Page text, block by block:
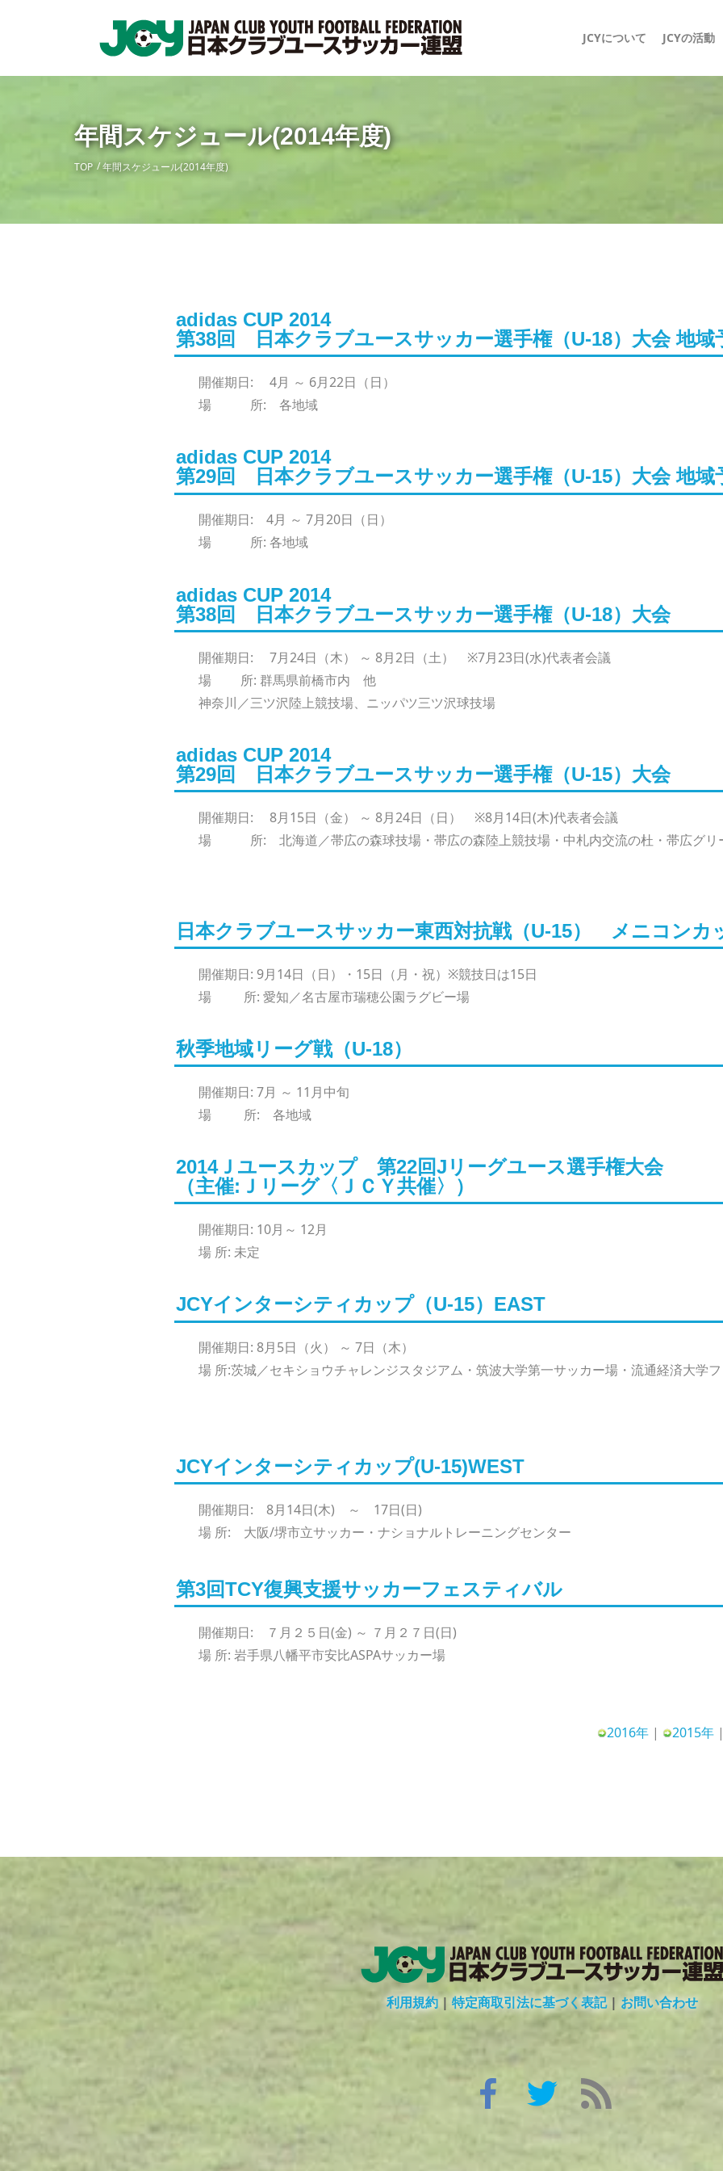
JCYについて JCYの活動
年間スケジュール(2014年度)
TOP 年間スケジュール(2014年度)
adidas CUP 2014
第38回 日本クラブユースサッカー選手権（U-18）大会 地域
開催期日: 4月 ～ 6月22日（日）
場 所: 各地域
adidas CUP 2014
第29回 日本クラブユースサッカー選手権（U-15）大会 地域
開催期日: 4月 ～ 7月20日（日）
場 所: 各地域
adidas CUP 2014
第38回 日本クラブユースサッカー選手権（U-18）大会
開催期日: 7月24日（木） ～ 8月2日（土） ※7月23日(水)代表者会議
場 所: 群馬県前橋市内 他
神奈川／三ツ沢陸上競技場、ニッパツ三ツ沢球技場
adidas CUP 2014
第29回 日本クラブユースサッカー選手権（U-15）大会
開催期日: 8月15日（金） ～ 8月24日（日） ※8月14日(木)代表者会議
場 所: 北海道／帯広の森球技場・帯広の森陸上競技場・中札内交流の杜・帯広グリ
日本クラブユースサッカー東西対抗戦（U-15） メニコンカ
開催期日: 9月14日（日）・15日（月・祝）※競技日は15日
場 所: 愛知／名古屋市瑞穂公園ラグビー場
秋季地域リーグ戦（U-18）
開催期日: 7月 ～ 11月中旬
場 所: 各地域
2014Ｊユースカップ 第22回Jリーグユース選手権大会
（主催:Ｊリーグ〈ＪＣＹ共催〉）
開催期日: 10月～ 12月
場 所: 未定
JCYインターシティカップ（U-15）EAST
開催期日: 8月5日（火） ～ 7日（木）
場 所:茨城／セキショウチャレンジスタジアム・筑波大学第一サッカー場・流通経済大学
JCYインターシティカップ(U-15)WEST
開催期日: 8月14日(木) ～ 17日(日)
場 所: 大阪/堺市立サッカー・ナショナルトレーニングセンター
第3回TCY復興支援サッカーフェスティバル
開催期日: ７月２５日(金) ～ ７月２７日(日)
場 所: 岩手県八幡平市安比ASPAサッカー場
2016年 | 2015年 |
利用規約| 特定商取引法に基づく表記| お問い合わせ